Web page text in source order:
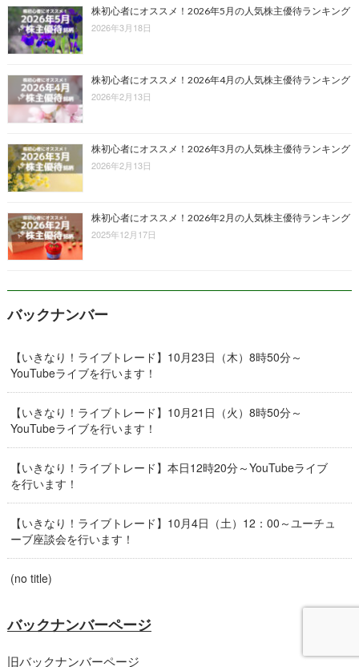
株初心者にオススメ！2026年5月の人気株主優待ランキング
2026年3月18日
株初心者にオススメ！2026年4月の人気株主優待ランキング
2026年2月13日
株初心者にオススメ！2026年3月の人気株主優待ランキング
2026年2月13日
株初心者にオススメ！2026年2月の人気株主優待ランキング
2025年12月17日
バックナンバー
【いきなり！ライブトレード】10月23日（木）8時50分～
YouTubeライブを行います！
【いきなり！ライブトレード】10月21日（火）8時50分～
YouTubeライブを行います！
【いきなり！ライブトレード】本日12時20分～YouTubeライブ
を行います！
【いきなり！ライブトレード】10月4日（土）12：00～ユーチュ
ーブ座談会を行います！
(no title)
バックナンバーページ
旧バックナンバーページ